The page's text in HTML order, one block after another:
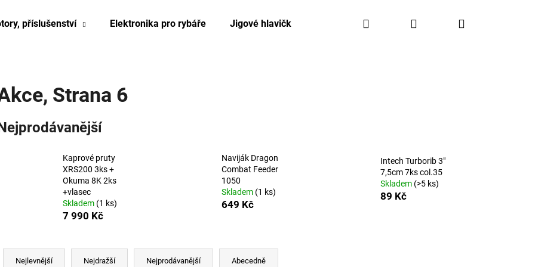
příslušenství Elektronika pro rybáře Jigové hlavičky, háčky, olovo Kajaky FreeAqua
Hledat PřihlášeníNákupní
, Strana 6
Kaprové pruty
XRS200 3ks +
Okuma 8K 2ks
+vlasec
Skladem (1 ks)
7 990 Kč
Naviják Dragon
Combat Feeder
1050
Skladem (1 ks)
649 Kč
Intech Turborib 3"
7,5cm 7ks col.35
Skladem (>5 ks)
89 Kč
Ř
Nejlevnější Nejdražší Nejprodávanější Abecedně